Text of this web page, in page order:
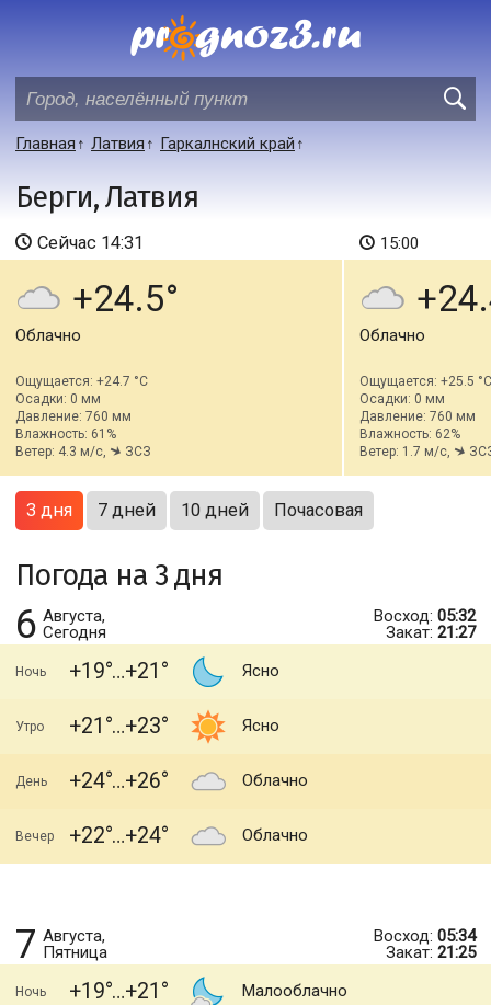
Главная Латвия Гаркалнский край
Берги, Латвия
Сейчас 14:31
+24.5
Облачно
Ощущается: +24.7 °C
Осадки: 0 мм
Давление: 760 мм
Влажность: 61%
Ветер: 4.3 м/с,
ЗСЗ
15:00
Облачно
Ощущается: +25.5 °C
Осадки: 0 мм
Давление: 760 мм
Влажность: 62%
Ветер: 1.7 м/с,
3 дня 7 дней 10 дней Почасовая
Погода на 3 дня
6 Августа,
Сегодня
Восход: 05:32
Закат: 21:27
Ночь +19 +21 Ясно
Утро +21 +23 Ясно
День +24 +26 Облачно
Вечер +22 +24 Облачно
7 Августа,
Пятница
Восход: 05:34
Закат: 21:25
Ночь +19 +21 Малооблачно